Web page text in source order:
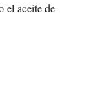
el aceite de